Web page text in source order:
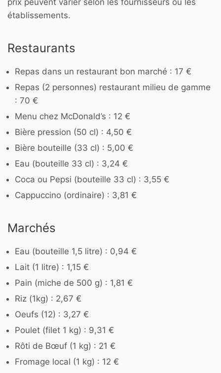
établissements.
Restaurants
Repas dans un restaurant bon marché : 17 €
Repas (2 personnes) restaurant milieu de gamme
: 70 €
Menu chez McDonald’s : 12 €
Bière pression (50 cl) : 4,50 €
Bière bouteille (33 cl) : 5,00 €
Eau (bouteille 33 cl) : 3,24 €
Coca ou Pepsi (bouteille 33 cl) : 3,55 €
Cappuccino (ordinaire) : 3,81 €
Marchés
Eau (bouteille 1,5 litre) : 0,94 €
Lait (1 litre) : 1,15 €
Pain (miche de 500 g) : 1,81 €
Riz (1kg) : 2,67 €
Oeufs (12) : 3,27 €
Poulet (filet 1 kg) : 9,31 €
Rôti de Bœuf (1 kg) : 21 €
Fromage local (1 kg) : 12 €